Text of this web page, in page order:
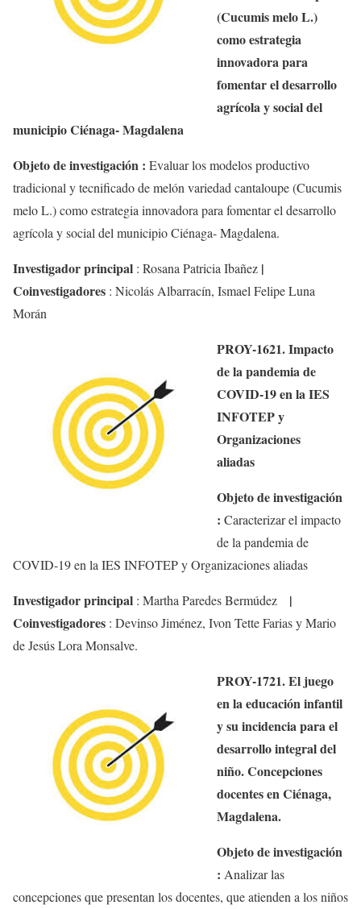
(CucumismeloL.)
como estrategia
innovadora para
fomentar el desarrollo
agrícola y social del
municipio Ciénaga- Magdalena
Objeto de investigación : Evaluar los modelos productivo
tradicional y tecnificado de melón variedad cantaloupe(Cucumis
meloL.) como estrategia innovadora para fomentar el desarrollo
agrícola y social del municipio Ciénaga- Magdalena.
Investigador principal : Rosana Patricia Ibañez |
Coinvestigadores : Nicolás Albarracín, Ismael Felipe Luna
Morán
PROY-1621. Impacto
de la pandemia de
COVID-19 en la IES
INFOTEP y
Organizaciones
aliadas
Objeto de investigación
: Caracterizar el impacto
de la pandemia de
COVID-19 en la IES INFOTEP y Organizaciones aliadas
Investigador principal : Martha Paredes Bermúdez
|
Coinvestigadores : DevinsoJiménez, Ivon TetteFarias y Mario
de Jesús Lora Monsalve.
PROY-1721. El juego
en la educación infantil
y su incidencia para el
desarrollo integral del
niño. Concepciones
docentes en Ciénaga,
Magdalena.
Objeto de investigación
: Analizar las
concepciones que presentan los docentes, que atienden a los niños